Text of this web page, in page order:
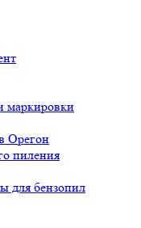
маркировки
Орегон
пиления
для бензопил